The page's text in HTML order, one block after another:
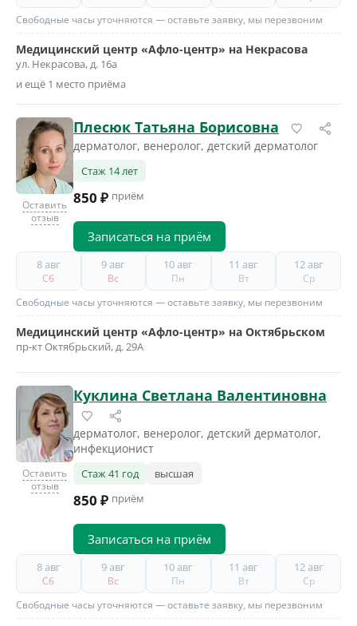
Свободные часы уточняются — оставьте заявку, мы перезвоним
Медицинский центр «Афло-центр» на Некрасова
ул. Некрасова, д. 16а
и ещё 1 место приёма
Оставить
отзыв
Плесюк Татьяна Борисовна
дерматолог, венеролог, детский дерматолог
Стаж 14 лет
850 ₽ приём
Записаться на приём
8 авг
Сб
9 авг
Вс
10 авг
Пн
11 авг
Вт
12 авг
Ср
Свободные часы уточняются — оставьте заявку, мы перезвоним
Медицинский центр «Афло-центр» на Октябрьском
пр-кт Октябрьский, д. 29А
Оставить
отзыв
Куклина Светлана Валентиновна
дерматолог, венеролог, детский дерматолог,
инфекционист
Стаж 41 год высшая
850 ₽ приём
Записаться на приём
8 авг
Сб
9 авг
Вс
10 авг
Пн
11 авг
Вт
12 авг
Ср
Свободные часы уточняются — оставьте заявку, мы перезвоним